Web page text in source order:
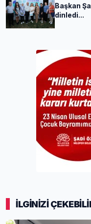
Başkan
dinledi...
İLGİNİZİ